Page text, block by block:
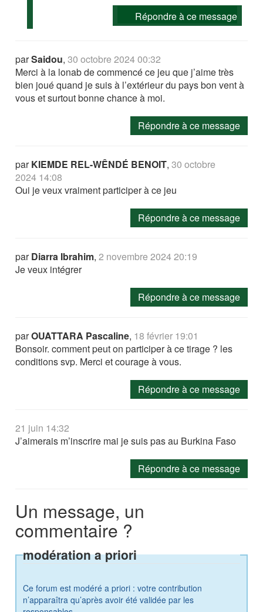
Répondre à ce message
parSaidou,30 octobre 2024 00:32
Merci à la lonab de commencé ce jeu que j’aime très
bien joué quand je suis à l’extérieur du pays bon vent à
vous et surtout bonne chance à moi.
Répondre à ce message
parKIEMDE REL-WÊNDÉ BENOIT,30 octobre
2024 14:08
Oui je veux vraiment participer à ce jeu
Répondre à ce message
parDiarra Ibrahim,2 novembre 2024 20:19
Je veux intégrer
Répondre à ce message
parOUATTARA Pascaline, 18 février 19:01
Bonsoir. comment peut on participer à ce tirage ? les
conditions svp. Merci et courage à vous.
Répondre à ce message
21 juin 14:32
J’aimerais m’inscrire mai je suis pas au Burkina Faso
Répondre à ce message
Un message, un
commentaire ?
modération a priori
Ce forum est modéré a priori : votre contribution
n’apparaîtra qu’après avoir été validée par les